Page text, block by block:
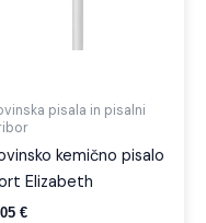
pisala in pisalni
kemično pisalo
Elizabeth
€
strani